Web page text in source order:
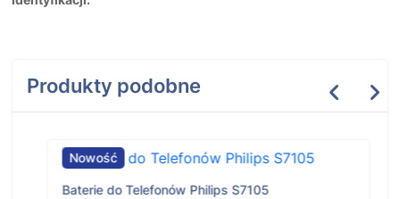
Produkty podobne
Nowość
Baterie do Telefonów Philips S7105